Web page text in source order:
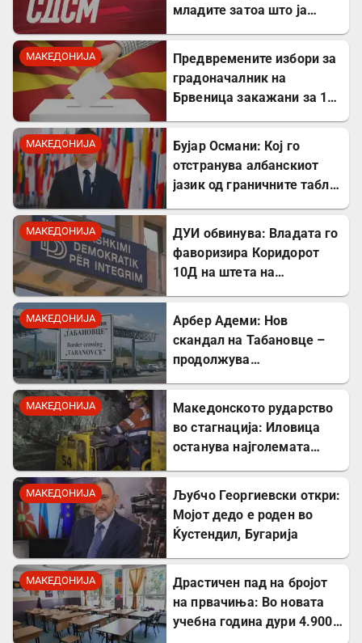
младите затоа што ја
МАКЕДОНИЈА
Предвремените избори за
градоначалник на
Брвеница закажани за 18
МАКЕДОНИЈА
Бујар Османи: Кој го
отстранува албанскиот
јазик од граничните табли,
МАКЕДОНИЈА
ДУИ обвинува: Владата го
фаворизира Коридорот
10Д на штета на
МАКЕДОНИЈА
Арбер Адеми: Нов
скандал на Табановце –
продолжува
МАКЕДОНИЈА
Македонското рударство
во стагнација: Иловица
останува најголемата
МАКЕДОНИЈА
Љубчо Георгиевски откри:
Мојот дедо е роден во
Ќустендил, Бугарија
МАКЕДОНИЈА
Драстичен пад на бројот
на првачиња: Во новата
учебна година дури 4.900